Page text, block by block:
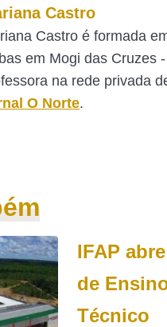
Castro
Castro é formada
em Mogi das Cruzes
na rede privada
O Norte.
IFAP
de
Técnico